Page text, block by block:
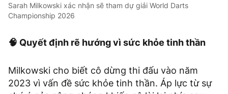
Sarah Milkowski xác nhận sẽ tham dự giải World Darts
Championship 2026
🧠 Quyết định rẽ hướng vì sức khỏe tinh thần
Milkowski cho biết cô dừng thi đấu vào năm
2023 vì vấn đề sức khỏe tinh thần. Áp lực từ sự